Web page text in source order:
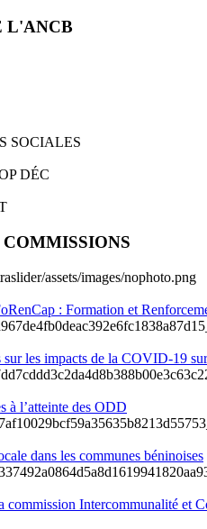
L'ANCB
SOCIALES
DÉC
: Formation et
sur les impacts de la COVID-19
à l’atteinte des ODD
dans les communes béninoises
commission Intercommunalité et